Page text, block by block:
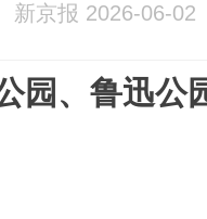
新京报 2026-06-02
园、鲁迅公